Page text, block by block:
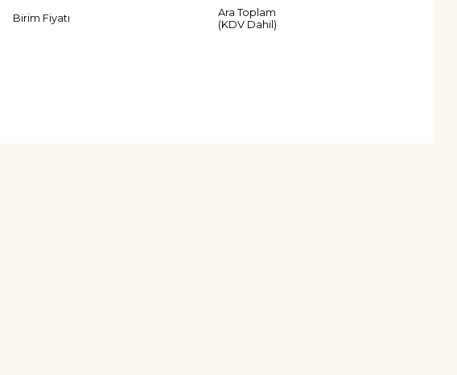
Birim Fiyatı
Ara Toplam
(KDV Dahil)